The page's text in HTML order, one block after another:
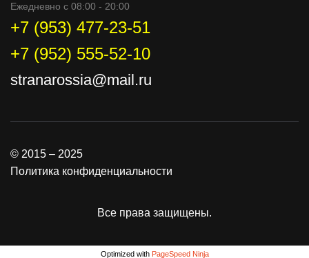
Ежедневно с 08:00 - 20:00
+7 (953) 477-23-51
+7 (952) 555-52-10
stranarossia@mail.ru
© 2015 – 2025
Политика конфиденциальности
Все права защищены.
Optimized with PageSpeed Ninja